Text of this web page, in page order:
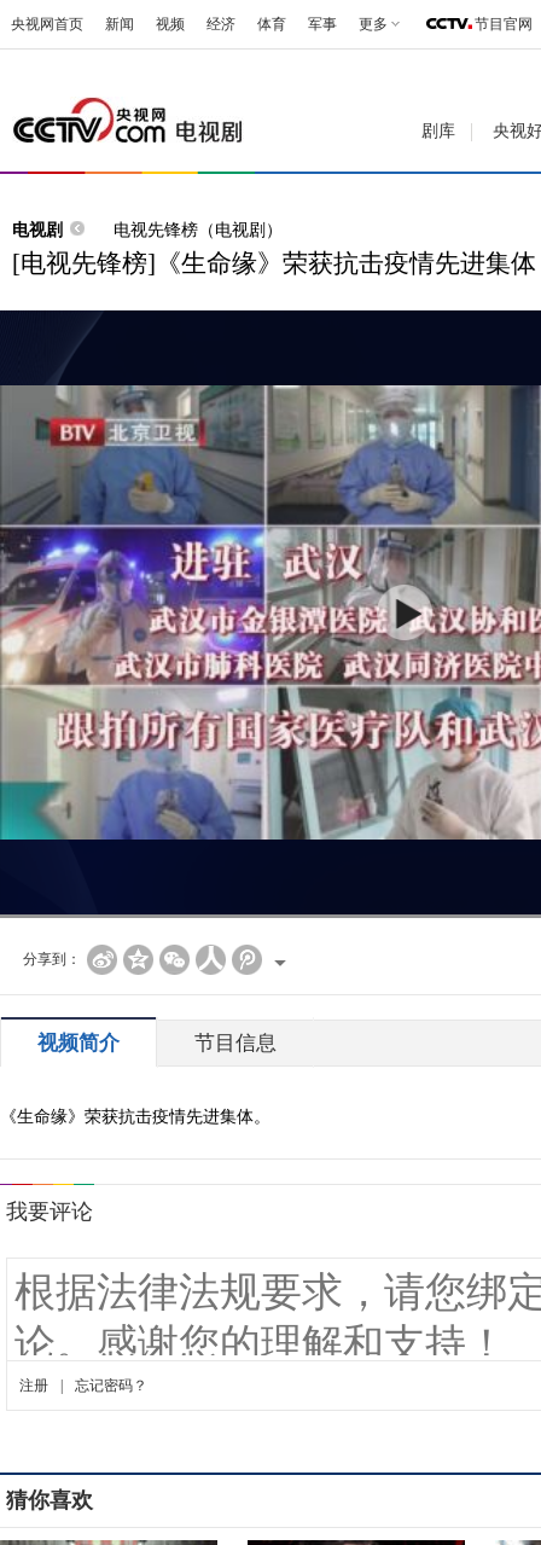
央视网首页 新闻 视频 经济 体育 军事 更多 节目官网
剧库 央视
电视剧 电视先锋榜（电视剧）
[电视先锋榜]《生命缘》荣获抗击疫情先进集体
分享到：
视频简介 节目信息
《生命缘》荣获抗击疫情先进集体。
猜你喜欢